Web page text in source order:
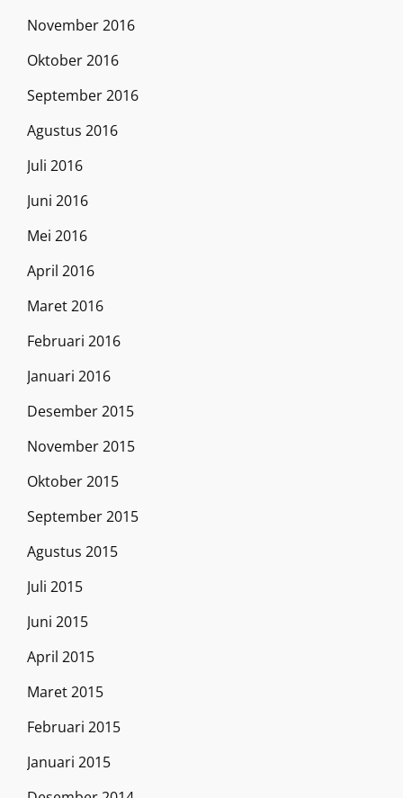
November 2016
Oktober 2016
September 2016
Agustus 2016
Juli 2016
Juni 2016
Mei 2016
April 2016
Maret 2016
Februari 2016
Januari 2016
Desember 2015
November 2015
Oktober 2015
September 2015
Agustus 2015
Juli 2015
Juni 2015
April 2015
Maret 2015
Februari 2015
Januari 2015